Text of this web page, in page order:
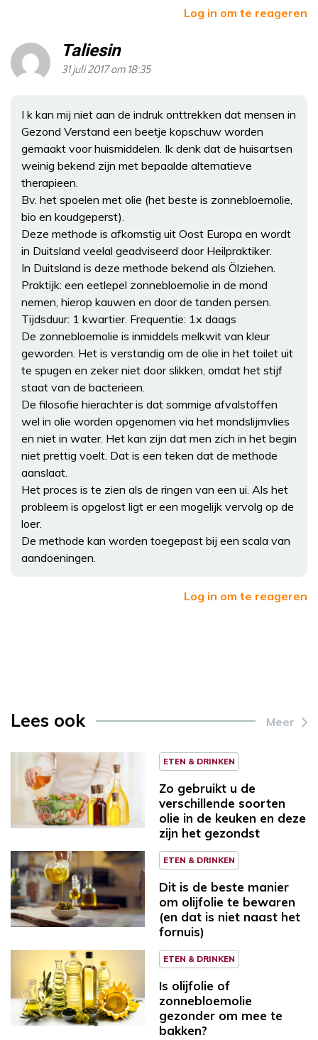
Log in om te reageren
Taliesin
31 juli 2017 om 18:35
I k kan mij niet aan de indruk onttrekken dat mensen in
Gezond Verstand een beetje kopschuw worden
gemaakt voor huismiddelen. Ik denk dat de huisartsen
weinig bekend zijn met bepaalde alternatieve
therapieen.
Bv. het spoelen met olie (het beste is zonnebloemolie,
bio en koudgeperst).
Deze methode is afkomstig uit Oost Europa en wordt
in Duitsland veelal geadviseerd door Heilpraktiker.
In Duitsland is deze methode bekend als Ölziehen.
Praktijk: een eetlepel zonnebloemolie in de mond
nemen, hierop kauwen en door de tanden persen.
Tijdsduur: 1 kwartier. Frequentie: 1x daags
De zonnebloemolie is inmiddels melkwit van kleur
geworden. Het is verstandig om de olie in het toilet uit
te spugen en zeker niet door slikken, omdat het stijf
staat van de bacterieen.
De filosofie hierachter is dat sommige afvalstoffen
wel in olie worden opgenomen via het mondslijmvlies
en niet in water. Het kan zijn dat men zich in het begin
niet prettig voelt. Dat is een teken dat de methode
aanslaat.
Het proces is te zien als de ringen van een ui. Als het
probleem is opgelost ligt er een mogelijk vervolg op de
loer.
De methode kan worden toegepast bij een scala van
aandoeningen.
Log in om te reageren
Lees ook Meer
ETEN & DRINKEN
Zo gebruikt u de
verschillende soorten
olie in de keuken en deze
zijn het gezondst
ETEN & DRINKEN
Dit is de beste manier
om olijfolie te bewaren
(en dat is niet naast het
fornuis)
ETEN & DRINKEN
Is olijfolie of
zonnebloemolie
gezonder om mee te
bakken?